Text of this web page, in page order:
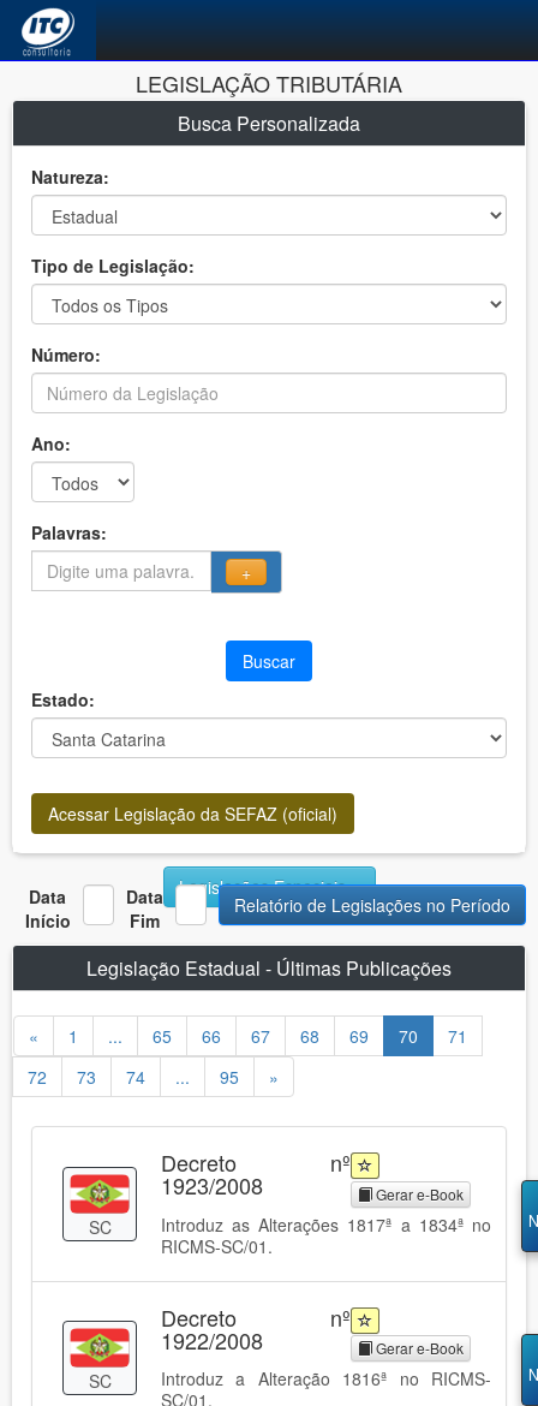
LEGISLAÇÃO TRIBUTÁRIA
Busca Personalizada
Natureza:
Tipo de Legislação:
Número:
Ano:
Palavras:
+
Buscar
Estado:
Acessar Legislação da SEFAZ (oficial)
Legislações Especiais
Data
Início
Data
Fim
Relatório de Legislações no Período
Legislação Estadual - Últimas Publicações
« 1 ... 65 66 67 68 69 70
71
72
73 74 ... 95 »
SC
Decreto nº
1923/2008 Gerar e-Book
Introduz as Alterações 1817ª a 1834ª no
RICMS-SC/01.
SC
Decreto nº
1922/2008 Gerar e-Book
Introduz a Alteração 1816ª no RICMS-
SC/01.